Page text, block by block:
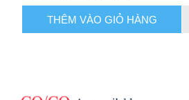
THÊM VÀO GIỎ HÀNG